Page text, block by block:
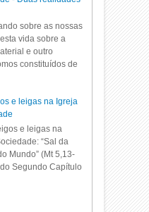
sobre as nossas
vida sobre a
e outro
constituídos de
e leigas na Igreja
e leigas na
“Sal da
Mundo” (Mt 5,13-
Segundo Capítulo